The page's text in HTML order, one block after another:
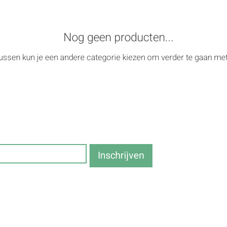
Nog geen producten...
kun je een andere categorie kiezen om verder te gaan
Inschrijven